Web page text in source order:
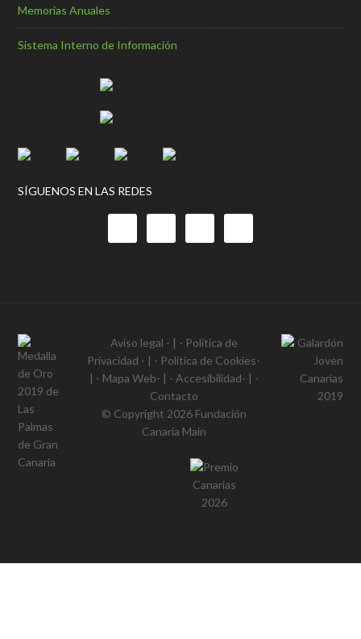
Memorias Anuales
Sistema Interno de Información
SÍGUENOS EN LAS REDES
Aviso legal - | - Política de
Privacidad - | - Política de Cookies-
| - Mapa Web- | - Accesibilidad- | -
Contacto
© Copyright 2026 Fundación
Canaria Main